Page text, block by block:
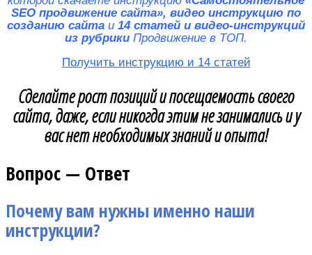
SEO продвижение сайта», видео инструкцию по
созданию сайта и 14 статей и видео-инструкций
из рубрики Продвижение в ТОП.
Получить инструкцию и 14 статей
Сделайте рост позиций и посещаемость своего
сайта, даже, если никогда этим не занимались и у
вас нет необходимых знаний и опыта!
Вопрос — Ответ
Почему вам нужны именно наши
инструкции?